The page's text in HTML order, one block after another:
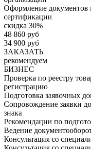
Оформление документов
сертификации
скидка 30%
48 860 руб
34 900 руб
ЗАКАЗАТЬ
рекомендуем
БИЗНЕС
Проверка по реестру
регистрацию
Подготовка заявочных
Сопровождение заявки
знака
Рекомендации по
Ведение
Консультация со